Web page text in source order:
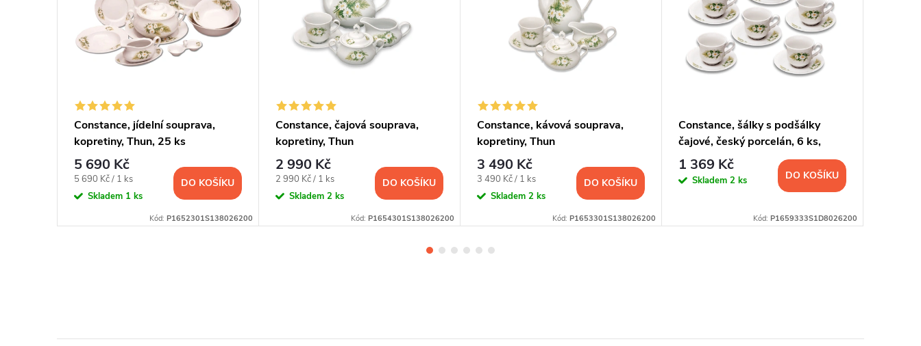
Constance, jídelní souprava,
kopretiny, Thun, 25 ks
5 690 Kč
Měrná
cena:
5 690 Kč / 1 ks
Skladem 1 ks
DO KOŠÍKU
Kód: P1652301S138026200
Constance, čajová souprava,
kopretiny, Thun
2 990 Kč
Měrná
cena:
2 990 Kč / 1 ks
Skladem 2 ks
DO KOŠÍKU
Kód: P1654301S138026200
Constance, kávová souprava,
kopretiny, Thun
3 490 Kč
Měrná
cena:
3 490 Kč / 1 ks
Skladem 2 ks
DO KOŠÍKU
Kód: P1653301S138026200
Constance, šálky s podšálky
čajové, český porcelán, 6 ks,
kopretiny, Thun
1 369 Kč
Skladem 2 ks DO KOŠÍKU
Kód: P1659333S1D8026200